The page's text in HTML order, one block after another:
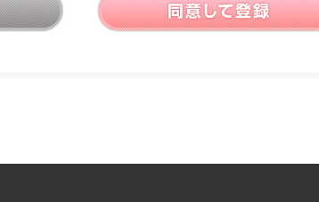
ルアドレスおよびパスワードが必要になります。